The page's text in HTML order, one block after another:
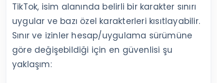
TikTok, isim alanında belirli bir karakter sınırı
uygular ve bazı özel karakterleri kısıtlayabilir.
Sınır ve izinler hesap/uygulama sürümüne
göre değişebildiği için en güvenlisi şu
yaklaşım: